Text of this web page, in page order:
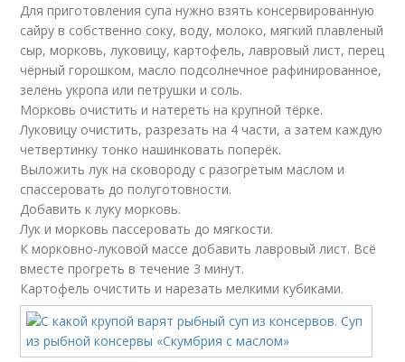
Фасолевый суп Белый суп
Для приготовления супа нужно взять консервированную
сайру в собственно соку, воду, молоко, мягкий плавленый
сыр, морковь, луковицу, картофель, лавровый лист, перец
чёрный горошком, масло подсолнечное рафинированное,
зелень укропа или петрушки и соль.
Морковь очистить и натереть на крупной тёрке.
Луковицу очистить, разрезать на 4 части, а затем каждую
четвертинку тонко нашинковать поперёк.
Выложить лук на сковороду с разогретым маслом и
спассеровать до полуготовности.
Добавить к луку морковь.
Лук и морковь пассеровать до мягкости.
К морковно-луковой массе добавить лавровый лист. Всё
вместе прогреть в течение 3 минут.
Картофель очистить и нарезать мелкими кубиками.